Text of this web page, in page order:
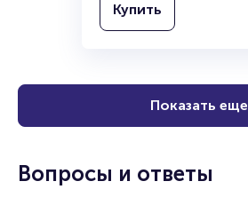
Купить
Показать еще
Вопросы и ответы